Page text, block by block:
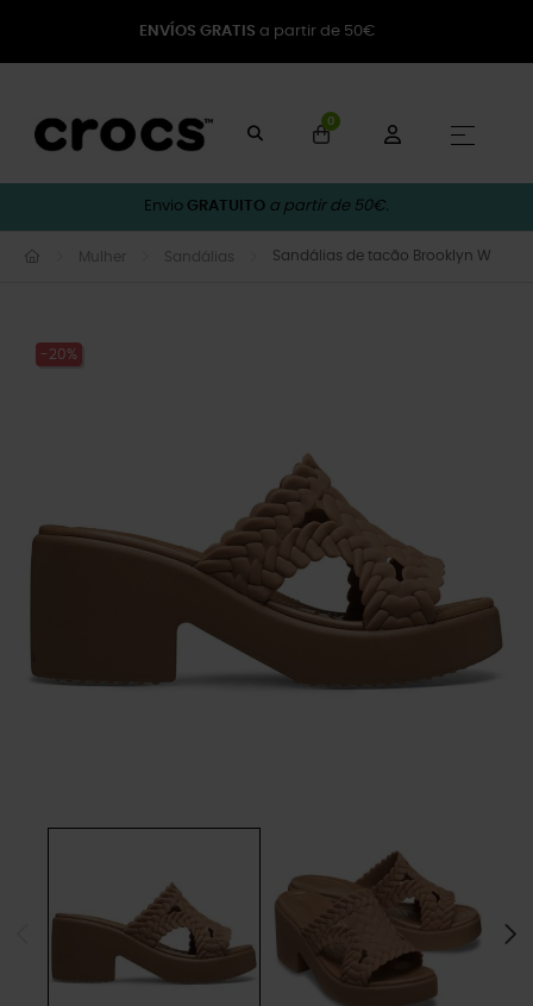
ENVÍOS GRATIS a partir de 50€
0
☰
Envio GRATUITO a partir de 50€.
Mulher Sandálias Sandálias de tacão Brooklyn W
-20%